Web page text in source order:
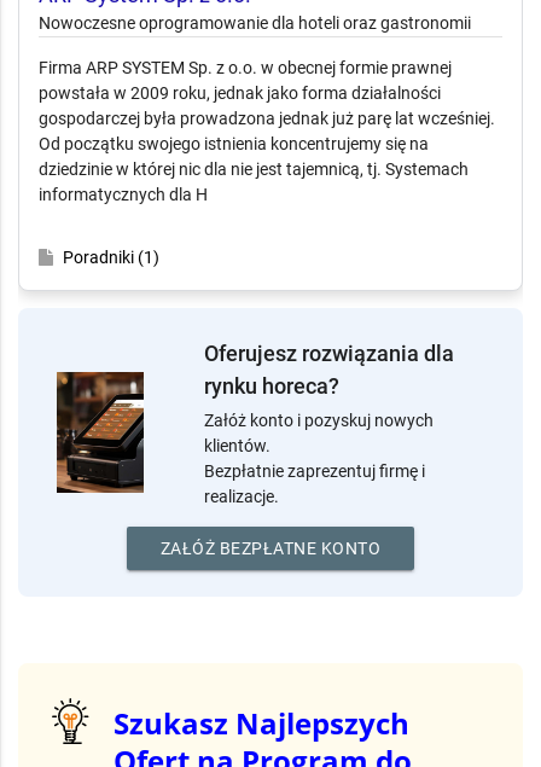
Nowoczesne oprogramowanie dla hoteli oraz
Firma ARP SYSTEM Sp. z o.o. w obecnej formie prawnej
powstała w 2009 roku, jednak jako forma działalności
gospodarczej była prowadzona jednak już parę lat wcześniej.
Od początku swojego istnienia koncentrujemy się na
dziedzinie w której nic dla nie jest tajemnicą, tj. Systemach
Oferujesz rozwiązania dla
rynku horeca?
Załóż konto i pozyskuj nowych
Bezpłatnie zaprezentuj firmę i
realizacje.